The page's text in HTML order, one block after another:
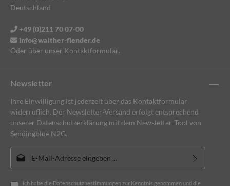
Newsletter
Ihre Einwilligung ist jederzeit über das Kontaktformular
widerruflich. Der Newsletter-Versand erfolgt entsprechend
unserer Datenschutzerklärung mit dem Newsletter-Tool von
Sendingblue N2G.
E-Mail-Adresse*
Ich habe die Datenschutzbestimmungen zur Kenntnis genommen und die
Deutschland
+49 (0)211 70 07-00
info@walther-flender.de
Oder über unser Kontaktformular.